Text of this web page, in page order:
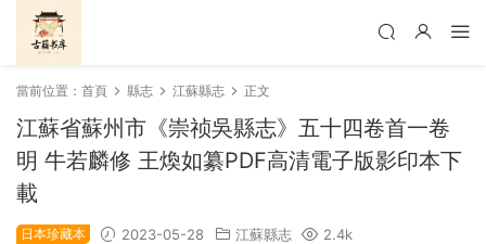
當前位置： 首頁 縣志 江蘇縣志 正文
江蘇省蘇州市《崇祯吳縣志》五十四卷首一卷
明 牛若麟修 王煥如纂PDF高清電子版影印本下
載
日本珍藏本 2023-05-28 江蘇縣志 2.4k